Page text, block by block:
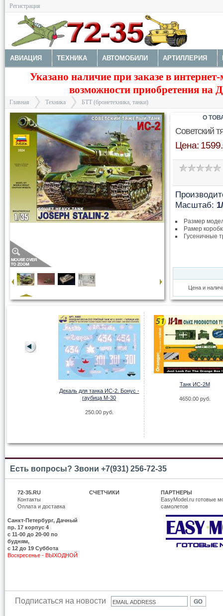
Регистрация
АВИАЦИЯ ТЕХНИКА АВТОМОБИЛИ АРТИЛЛЕРИЯ
МОТОТЕХНИКА ТЕХНИКА РАЗНАЯ ФИГУРЫ МОДЕЛИ
КРАСКИ И ИНСТРУМЕНТЫ
Указано наличие при заказе в
возможности приобретения на
Главная
>
Техника БТТ (бронетехника, танки)
Советский
Цена:
Масштаб:
Размер
Рамер
Гусеничные
Цена и
О
Декаль для танка ИС-2. Бонус -
гаубица М-30
250.00 руб.
Танк ИС-2М
4650.00 руб.
Есть вопросы? Звони +7(931) 256-72-35
72-35.RU
Контакты
Оплата и доставка
Санкт-Петербург, Дачный
пр. 17 корпус 4
c 11-00 до 20-00 по
будням,
с 12 до 19 Суббота
Воскресенье - ВЫХОДНОЙ
СЧЕТЧИКИ
ПАРТНЕРЫ
EasyModel.ru готовые
самолетов
Подписаться на новости